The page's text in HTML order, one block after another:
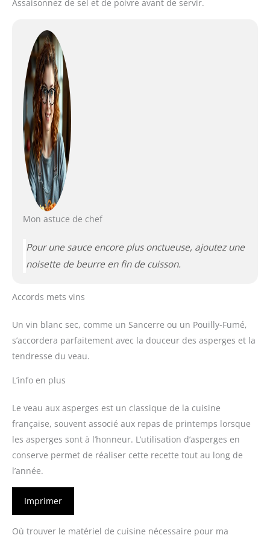
Assaisonnez de sel et de poivre avant de servir.
Mon astuce de chef
Pour une sauce encore plus onctueuse, ajoutez une
noisette de beurre en fin de cuisson.
Accords mets vins
Un vin blanc sec, comme un Sancerre ou un Pouilly-Fumé,
s’accordera parfaitement avec la douceur des asperges et la
tendresse du veau.
L’info en plus
Le veau aux asperges est un classique de la cuisine
française, souvent associé aux repas de printemps lorsque
les asperges sont à l’honneur. L’utilisation d’asperges en
conserve permet de réaliser cette recette tout au long de
l’année.
Imprimer
Où trouver le matériel de cuisine nécessaire pour ma